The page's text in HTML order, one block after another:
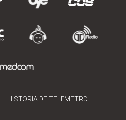
HISTORIA DE TELEMETRO